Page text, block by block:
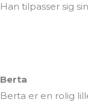
Han tilpasser sig
Berta
Berta er en rolig